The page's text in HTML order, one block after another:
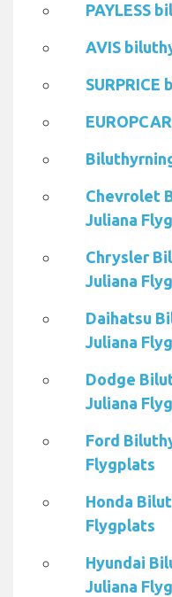
PAYLESS
AVIS
Chevrolet
Juliana
Chrysler
Juliana
Daihatsu
Juliana
Dodge
Juliana
Ford
Flygplats
Honda
Flygplats
Hyundai
Juliana